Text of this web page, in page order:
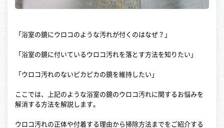
「浴室の鏡にウロコのような汚れが付くのはなぜ？」
「浴室の鏡に付いているウロコ汚れを落とす方法を知りたい」
「ウロコ汚れのないピカピカの鏡を維持したい」
ここでは、上記のような浴室の鏡のウロコ汚れに関するお悩みを
解消する方法を解説します。
ウロコ汚れの正体や付着する理由から掃除方法までをご紹介する